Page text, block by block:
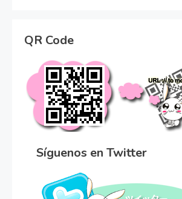
QR Code
Síguenos en Twitter